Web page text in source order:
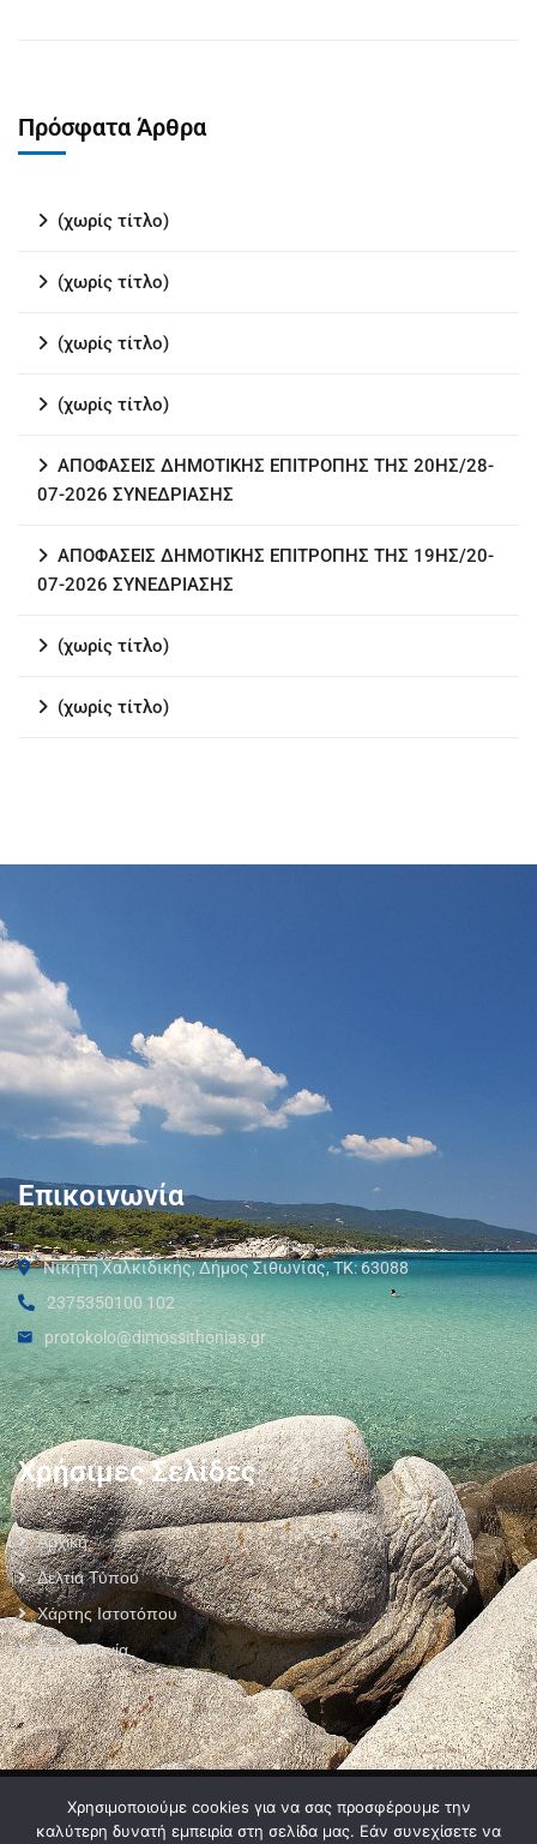
Πρόσφατα Άρθρα
(χωρίς τίτλο)
(χωρίς τίτλο)
(χωρίς τίτλο)
(χωρίς τίτλο)
ΑΠΟΦΑΣΕΙΣ ΔΗΜΟΤΙΚΗΣ ΕΠΙΤΡΟΠΗΣ ΤΗΣ 20ΗΣ/28-
07-2026 ΣΥΝΕΔΡΙΑΣΗΣ
ΑΠΟΦΑΣΕΙΣ ΔΗΜΟΤΙΚΗΣ ΕΠΙΤΡΟΠΗΣ ΤΗΣ 19ΗΣ/20-
07-2026 ΣΥΝΕΔΡΙΑΣΗΣ
(χωρίς τίτλο)
(χωρίς τίτλο)
Επικοινωνία
Νικήτη Χαλκιδικής, Δήμος Σιθωνίας, ΤΚ: 63088
2375350100 102
protokolo@dimossithonias.gr
Χρήσιμες Σελίδες
Αρχική
Δελτία Τύπου
Χάρτης Ιστοτόπου
Επικοινωνία
Όροι Χρήσης
Χρησιμοποιούμε cookies για να σας προσφέρουμε την
καλύτερη δυνατή εμπειρία στη σελίδα μας. Εάν συνεχίσετε να